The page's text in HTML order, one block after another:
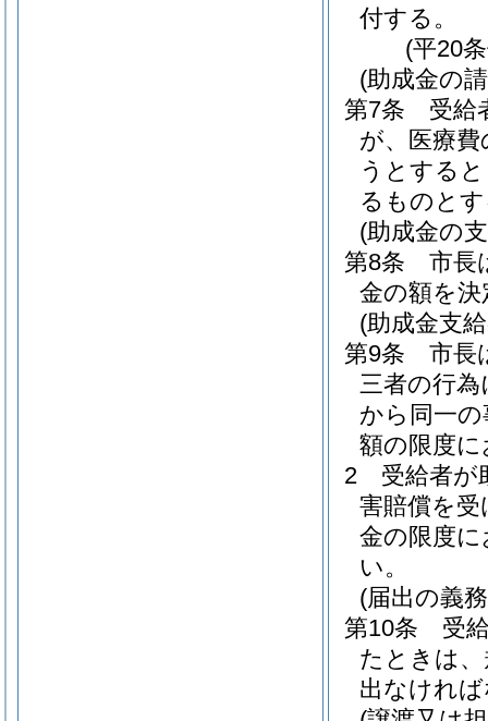
付する。
(平20
(助成金の
第7条
受給
が、医療費
うとする
るものと
(助成金の
第8条
市長
金の額を
(助成金支
第9条
市長
三者の行
から同一
額の限度
2
受給者が
害賠償を
金の限度
い。
(届出の義
第10条
受
たときは
出なけれ